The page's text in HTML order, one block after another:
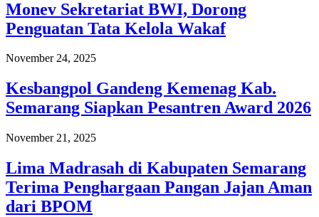
Monev Sekretariat BWI, Dorong
Penguatan Tata Kelola Wakaf
November 24, 2025
Kesbangpol Gandeng Kemenag Kab.
Semarang Siapkan Pesantren Award 2026
November 21, 2025
Lima Madrasah di Kabupaten Semarang
Terima Penghargaan Pangan Jajan Aman
dari BPOM